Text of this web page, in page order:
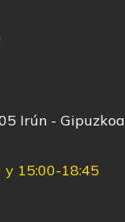
Irún - Gipuzkoa
y 15:00-18:45